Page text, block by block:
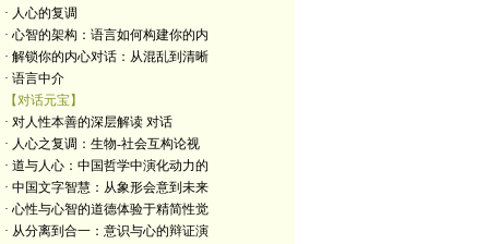
· 人心的复调
· 心智的架构：语言如何构建你的内
· 解锁你的内心对话：从混乱到清晰
· 语言中介
【对话元宝】
· 对人性本善的深层解读 对话
· 人心之复调：生物-社会互构论视
· 道与人心：中国哲学中演化动力的
· 中国文字智慧：从象形会意到未来
· 心性与心智的道德体验于精简性觉
· 从分离到合一：意识与心的辩证演